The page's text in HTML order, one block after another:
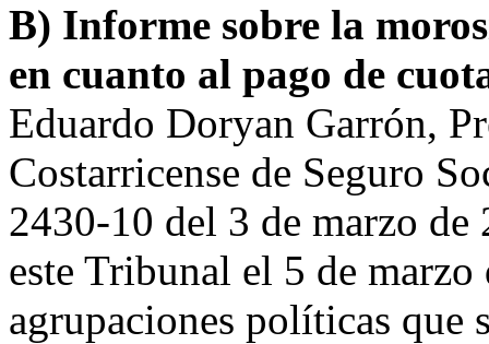
B) Informe sobre la
en cuanto al pago de
Eduardo Doryan Garrón,
Costarricense de Seguro
2430-10 del 3 de marzo de
este Tribunal el 5 de
agrupaciones políticas que